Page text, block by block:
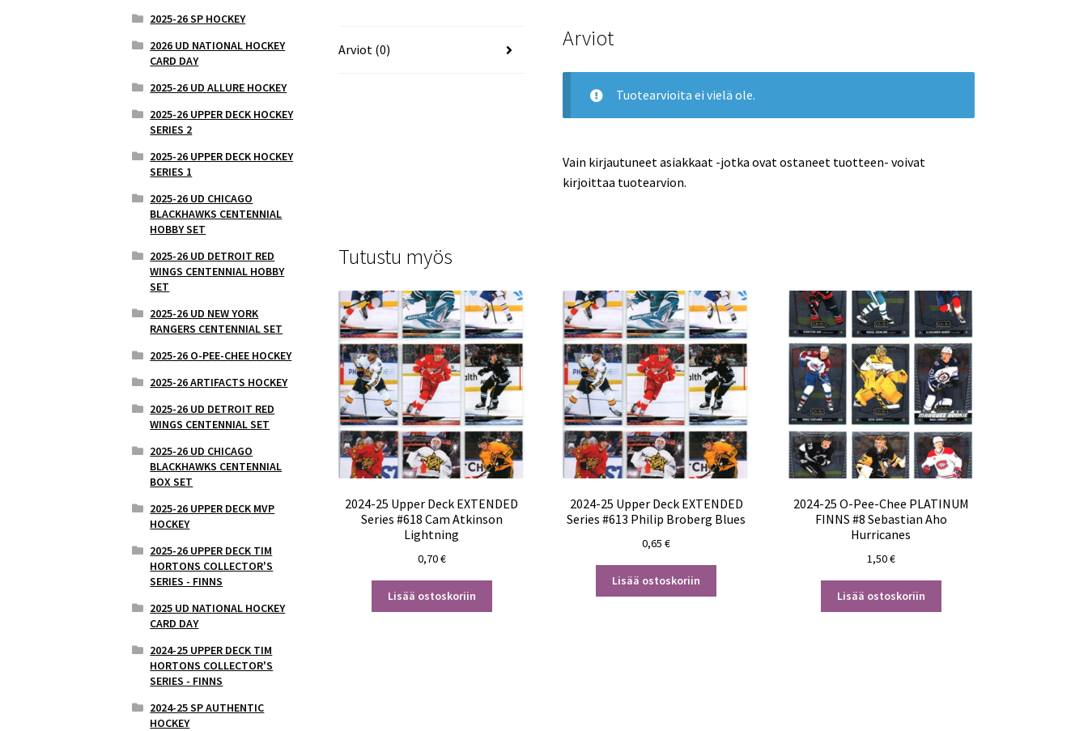
Arviot (0) Arviot
Tuotearvioita ei vielä ole.
Vain kirjautuneet asiakkaat -jotka ovat ostaneet tuotteen- voivat
kirjoittaa tuotearvion.
Tutustu myös
2024-25 Upper Deck EXTENDED
Series #618 Cam Atkinson
Lightning
0,70€
Lisää ostoskoriin
2024-25 Upper Deck EXTENDED
Series #613 Philip Broberg Blues
0,65€
Lisää ostoskoriin
2024-25 O-Pee-Chee PLATINUM
FINNS #8 Sebastian Aho
Hurricanes
1,50€
Lisää ostoskoriin
2025-26 SP HOCKEY
2026 UD NATIONAL HOCKEY
CARD DAY
2025-26 UD ALLURE HOCKEY
2025-26 UPPER DECK HOCKEY
SERIES 2
2025-26 UPPER DECK HOCKEY
SERIES 1
2025-26 UD CHICAGO
BLACKHAWKS CENTENNIAL
HOBBY SET
2025-26 UD DETROIT RED
WINGS CENTENNIAL HOBBY
SET
2025-26 UD NEW YORK
RANGERS CENTENNIAL SET
2025-26 O-PEE-CHEE HOCKEY
2025-26 ARTIFACTS HOCKEY
2025-26 UD DETROIT RED
WINGS CENTENNIAL SET
2025-26 UD CHICAGO
BLACKHAWKS CENTENNIAL
BOX SET
2025-26 UPPER DECK MVP
HOCKEY
2025-26 UPPER DECK TIM
HORTONS COLLECTOR'S
SERIES - FINNS
2025 UD NATIONAL HOCKEY
CARD DAY
2024-25 UPPER DECK TIM
HORTONS COLLECTOR'S
SERIES - FINNS
2024-25 SP AUTHENTIC
HOCKEY